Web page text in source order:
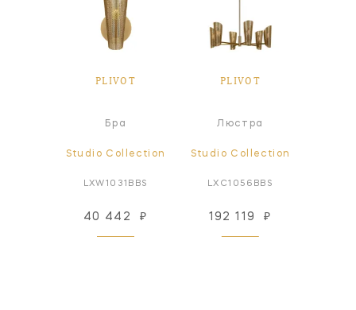
PLIVOT
Бра
Studio Collection
LXW1031BBS
40 442 ₽
PLIVOT
Люстра
Studio Collection
LXC1056BBS
192 119 ₽